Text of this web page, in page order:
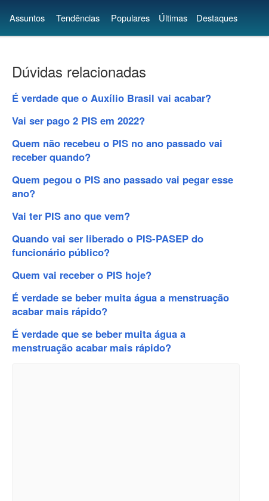
Assuntos Tendências Populares Últimas Destaques
Dúvidas relacionadas
É verdade que o Auxílio Brasil vai acabar?
Vai ser pago 2 PIS em 2022?
Quem não recebeu o PIS no ano passado vai
receber quando?
Quem pegou o PIS ano passado vai pegar esse
ano?
Vai ter PIS ano que vem?
Quando vai ser liberado o PIS-PASEP do
funcionário público?
Quem vai receber o PIS hoje?
É verdade se beber muita água a menstruação
acabar mais rápido?
É verdade que se beber muita água a
menstruação acabar mais rápido?